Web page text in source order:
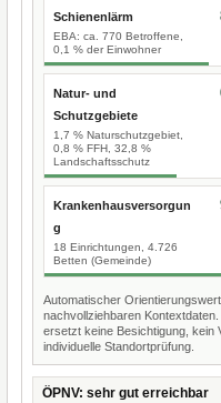
Schienenlärm
EBA: ca. 770 Betroffene,
0,1 % der Einwohner
Natur- und
Schutzgebiete
1,7 % Naturschutzgebiet,
0,8 % FFH, 32,8 %
Landschaftsschutz
Krankenhausversorgun
g
18 Einrichtungen, 4.726
Betten (Gemeinde)
Automatischer
nachvollziehbaren Kontextdaten.
ersetzt keine Besichtigung, kein
individuelle Standortprüfung.
ÖPNV: sehr gut erreichbar